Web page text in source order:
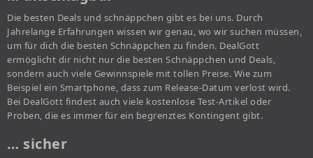
Die besten Deals und schnäppchen gibt es bei uns. Durch
Jahrelange Erfahrungen wissen wir genau, wo wir suchen müssen,
um für dich die besten Schnäppchen zu finden. DealGott
ermöglicht dir nicht nur die besten Schnäppchen und Deals,
sondern auch viele Gewinnspiele mit tollen Preise. Wie zum
Beispiel ein Smartphone, dass zum Release-Datum verlost wird.
Bei DealGott findest auch viele kostenlose Test-Artikel oder
Proben, die es immer für ein begrenztes Kontingent gibt.
… sicher